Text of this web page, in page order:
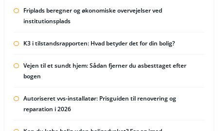
Friplads beregner og økonomiske overvejelser ved
institutionsplads
K3 i tilstandsrapporten: Hvad betyder det for din bolig?
Vejen til et sundt hjem: Sådan fjerner du asbesttaget efter
bogen
Autoriseret vvs-installatør: Prisguiden til renovering og
reparation i 2026